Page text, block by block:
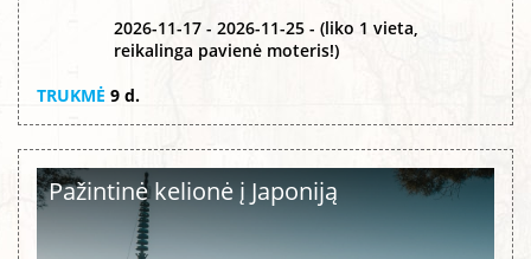
2026-11-17 - 2026-11-25 - (liko 1 vieta,
reikalinga pavienė moteris!)
TRUKMĖ 9 d.
Pažintinė kelionė į Japoniją